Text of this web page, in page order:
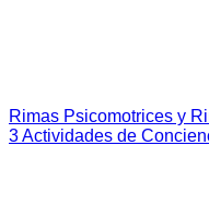
Rimas Psicomotrices y
3 Actividades de